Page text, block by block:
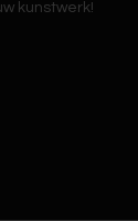
kunstwerk!